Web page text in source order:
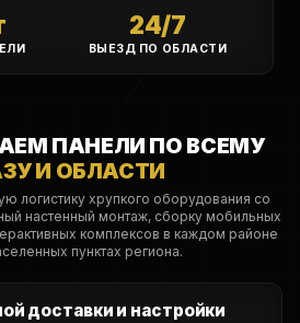
24/7
ВЫЕЗД ПО ОБЛАСТИ
ПАНЕЛИ ПО ВСЕМУ
И ОБЛАСТИ
логистику хрупкого оборудования со
настенный монтаж, сборку мобильных
комплексов в каждом районе
пунктах региона.
доставки и настройки